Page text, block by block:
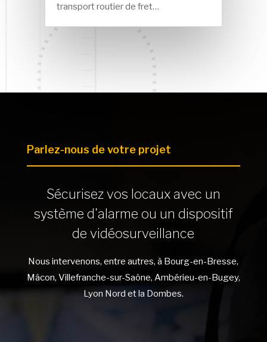
transport routier de fret…
Parlez-nous de votre projet
Sécurisez vos locaux avec un
système d'alarme ou un dispositif
de vidéosurveillance
Nous intervenons, entre autres, à Bourg-en-Bresse,
Mâcon, Villefranche-sur-Saône, Ambérieu-en-Bugey,
Lyon Nord et la Dombes.